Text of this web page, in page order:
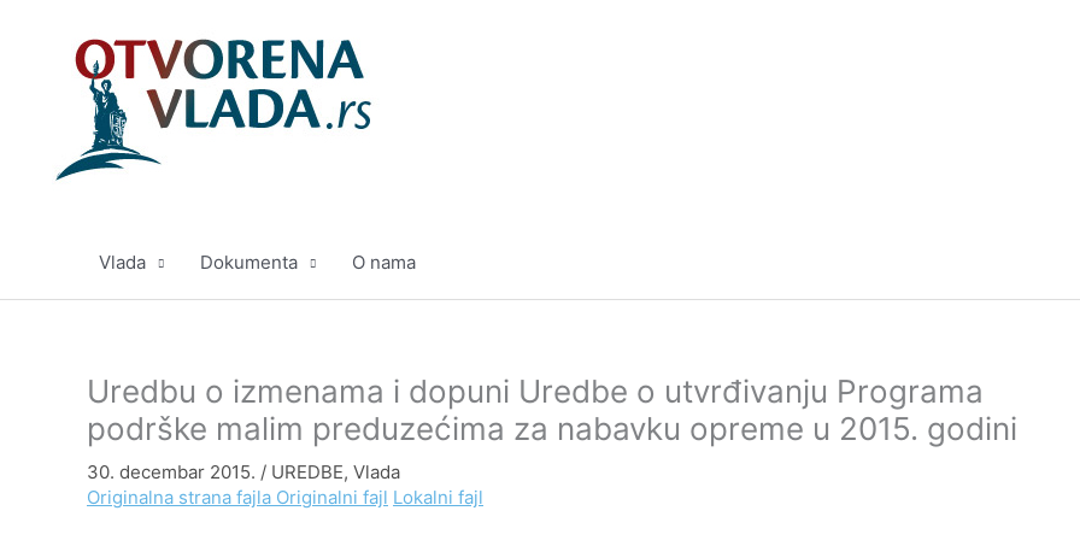
Vlada Dokumenta O nama
Uredbu o izmenama i dopuni Uredbe o utvrđivanju Programa
podrške malim preduzećima za nabavku opreme u 2015. godini
30. decembar 2015. / UREDBE, Vlada
Originalna strana fajla Originalni fajl Lokalni fajl